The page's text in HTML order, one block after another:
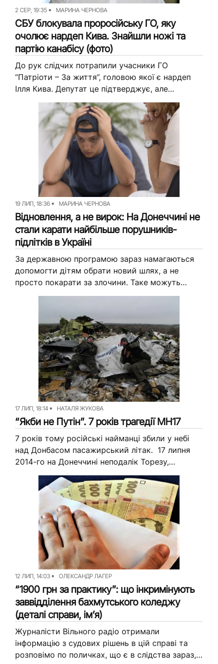
2 СЕР, 19:35 МАРИНА ЧЕРНОВА
СБУ блокувала проросійську ГО, яку
очолює нардеп Кива. Знайшли ножі та
партію канабісу (фото)
До рук слідчих потрапили учасники ГО
“Патріоти – За життя”, головою якої є нардеп
Ілля Кива. Депутат це підтверджує, але
запевняє, що у свідка силою вибивали
показання. Як повідомляють...
19 ЛИП, 18:36 МАРИНА ЧЕРНОВА
Відновлення, а не вирок: На Донеччині не
стали карати найбільше порушників-
підлітків в Україні
За державною програмою зараз намагаються
допомогти дітям обрати новий шлях, а не
просто покарати за злочини. Таке можуть
запропонувати лише одиницям з затриманих.
17 ЛИП, 18:14 НАТАЛЯ ЖУКОВА
“Якби не Путін”. 7 років трагедії MH17
7 років тому російські найманці збили у небі
над Донбасом пасажирський літак. 17 липня
2014-го на Донеччині неподалік Торезу,
контрольованого російсько-окупаційними
військами, збили літак “Малайзійських
авіаліній” рейсу МН17. Він прямував...
12 ЛИП, 14:03 ОЛЕКСАНДР ЛАГЕР
“1900 грн за практику”: що інкримінують
заввідділення бахмутського коледжу
(деталі справи, ім’я)
Журналісти Вільного радіо отримали
інформацію з судових рішень в цій справі та
розповімо по поличках, що є в слідства зараз,